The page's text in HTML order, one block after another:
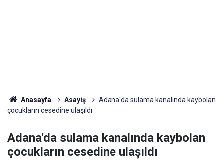
Anasayfa Asayiş
Adana'da sulama kanalında kaybolan
çocukların cesedine ulaşıldı
Adana'da sulama kanalında kaybolan
çocukların cesedine ulaşıldı